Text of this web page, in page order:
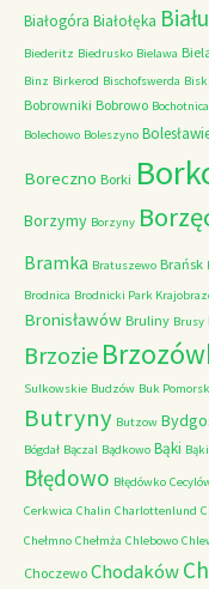
Białogóra Białołęka
Biederitz Biedrusko Bielawa
Binz Birkerod Bischofswerda
Bobrowniki Bobrowo Bochotnica
Bolechowo Boleszyno
Boreczno Borki
Borzymy Borzyny
Bramka Bratuszewo Brańsk
Brodnica Brodnicki Park
Bronisławów Bruliny Brusy
Brzozie
Sulkowskie Budzów Buk
Butryny Butzow
Bógdał Bączal Bądkowo Bąki
Błędowo Błędówko
Cerkwica Chalin Charlottenlund
Chełmno Chełmża Chlebowo
Choczewo Chodaków